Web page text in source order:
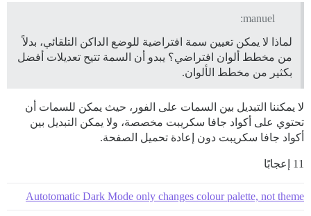
manuel:
لماذا لا يمكن تعيين سمة افتراضية للوضع الداكن التلقائي، بدلاً
من مخطط ألوان افتراضي؟ يبدو أن السمة تتيح تعديلات أفضل
بكثير من مخطط الألوان.
لا يمكننا التبديل بين السمات على الفور، حيث يمكن للسمات أن
تحتوي على أكواد جافا سكريبت مخصصة، ولا يمكن التبديل بين
أكواد جافا سكريبت دون إعادة تحميل الصفحة.
11 إعجابًا
Autotomatic Dark Mode only changes colour palette, not theme